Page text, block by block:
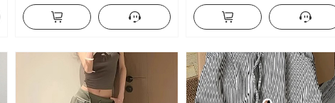
Francês Gola V Sem mangas Colete
Cintura ajustada Efeito emagrecedor
Regata
feminino Solto Conjunto de duas
peças Doce Fresco